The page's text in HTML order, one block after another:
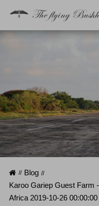
Startseite
Blog
Karoo Gariep Guest Farm
Africa 2019-10-26 00:00:00